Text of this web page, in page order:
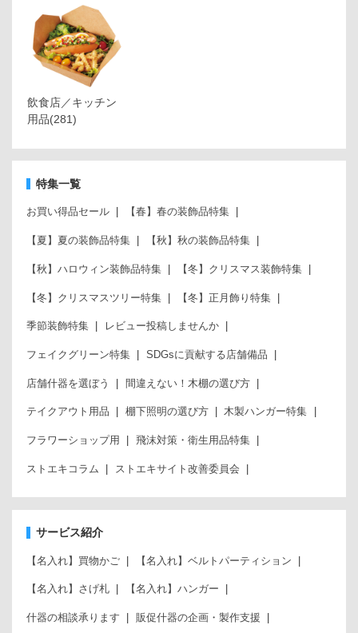
飲食店／キッチン
用品(281)
特集一覧
お買い得品セール 【春】春の装飾品特集
【夏】夏の装飾品特集 【秋】秋の装飾品特集
【秋】ハロウィン装飾品特集 【冬】クリスマス装飾特集
【冬】クリスマスツリー特集 【冬】正月飾り特集
季節装飾特集 レビュー投稿しませんか
フェイクグリーン特集 SDGsに貢献する店舗備品
店舗什器を選ぼう 間違えない！木棚の選び方
テイクアウト用品 棚下照明の選び方 木製ハンガー特集
フラワーショップ用 飛沫対策・衛生用品特集
ストエキコラム ストエキサイト改善委員会
サービス紹介
【名入れ】買物かご 【名入れ】ベルトパーティション
【名入れ】さげ札 【名入れ】ハンガー
什器の相談承ります 販促什器の企画・製作支援